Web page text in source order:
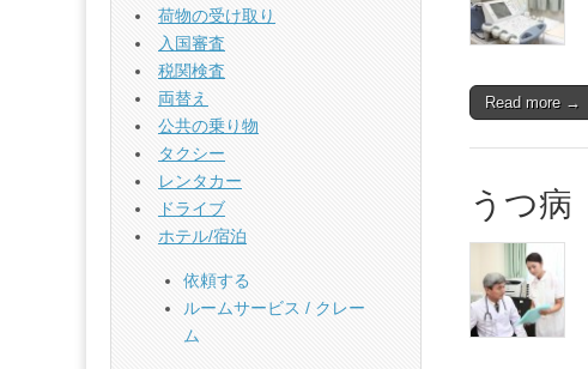
Read more →
うつ病
荷物の受け取り
入国審査
税関検査
両替え
公共の乗り物
タクシー
レンタカー
ドライブ
ホテル/宿泊
依頼する
ルームサービス / クレー
ム